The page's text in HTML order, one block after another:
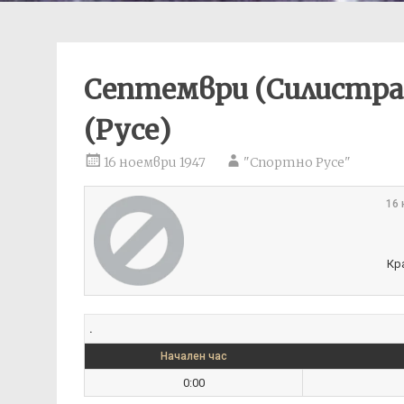
Септември
(Русе)
16 ноември 1947 "Спортно Русе"
16
.
Начален час
0:00